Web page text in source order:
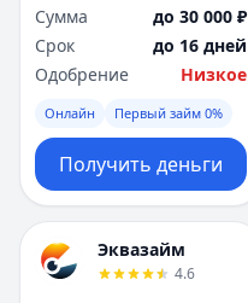
Сумма
до 30 000 ₽
Срок
до 16 дней
Одобрение
Низкое
Онлайн Первый займ 0%
Получить деньги
Эквазайм
4.6